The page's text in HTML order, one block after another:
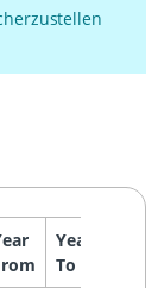
Year
To